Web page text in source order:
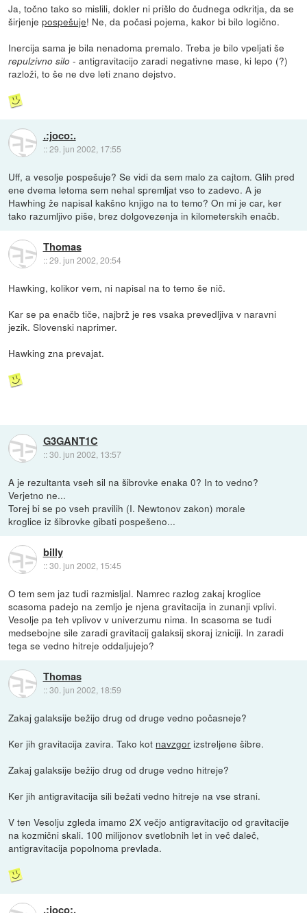
Ja, točno tako so mislili, dokler ni prišlo do čudnega odkritja, da se
širjenjepospešuje! Ne, da počasi pojema, kakor bi bilo logično.
Inercija sama je bila nenadoma premalo. Treba je bilo vpeljati še
repulzivno silo - antigravitacijo zaradi negativne mase, ki lepo (?)
razloži, to še ne dve leti znano dejstvo.
.:joco:.
::29. jun 2002, 17:55
Uff, a vesolje pospešuje? Se vidi da sem malo za cajtom. Glih pred
ene dvema letoma sem nehal spremljat vso to zadevo. A je
Hawhing že napisal kakšno knjigo na to temo? On mi je car, ker
tako razumljivo piše, brez dolgovezenja in kilometerskih enačb.
Thomas
::29. jun 2002, 20:54
Hawking, kolikor vem, ni napisal na to temo še nič.
Kar se pa enačb tiče, najbrž je res vsaka prevedljiva v naravni
jezik. Slovenski naprimer.
Hawking zna prevajat.
G3GANT1C
::30. jun 2002, 13:57
A je rezultanta vseh sil na šibrovke enaka 0? In to vedno?
Verjetno ne...
Torej bi se po vseh pravilih (I. Newtonov zakon) morale
kroglice iz šibrovke gibati pospešeno...
billy
::30. jun 2002, 15:45
O tem sem jaz tudi razmisljal. Namrec razlog zakaj kroglice
scasoma padejo na zemljo je njena gravitacija in zunanji vplivi.
Vesolje pa teh vplivov v univerzumu nima. In scasoma se tudi
medsebojne sile zaradi gravitacij galaksij skoraj izniciji. In zaradi
tega se vedno hitreje oddaljujejo?
Thomas
::30. jun 2002, 18:59
Zakaj galaksije bežijo drug od druge vedno počasneje?
Ker jih gravitacija zavira. Tako kot navzgor izstreljene šibre.
Zakaj galaksije bežijo drug od druge vedno hitreje?
Ker jih antigravitacija sili bežati vedno hitreje na vse strani.
V ten Vesolju zgleda imamo 2X večjo antigravitacijo od gravitacije
na kozmični skali. 100 milijonov svetlobnih let in več daleč,
antigravitacija popolnoma prevlada.
.:joco:.